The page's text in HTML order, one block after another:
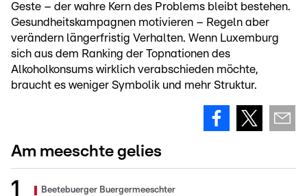
Geste – der wahre Kern des Problems bleibt bestehen.
Gesundheitskampagnen motivieren – Regeln aber
verändern längerfristig Verhalten. Wenn Luxemburg
sich aus dem Ranking der Topnationen des
Alkoholkonsums wirklich verabschieden möchte,
braucht es weniger Symbolik und mehr Struktur.
Am meeschte gelies
Beetebuerger Buergermeeschter